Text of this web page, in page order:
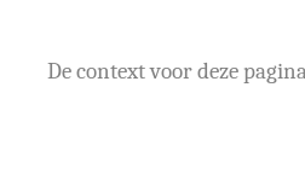
De context voor deze